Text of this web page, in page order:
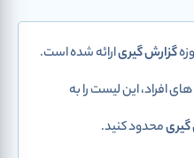
گزارش گیریارائه شده است.
افراد، این لیست را به
محدود کنید.